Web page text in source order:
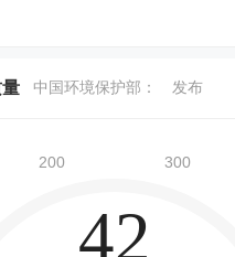
中国环境保护部： 发布
42